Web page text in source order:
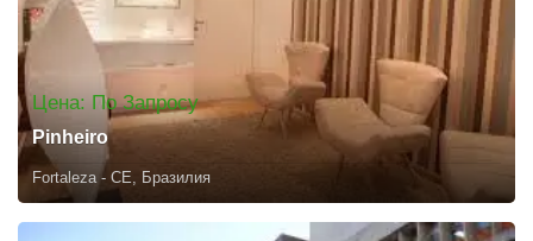
Цена: По Запросу
Pinheiro
Fortaleza - CE, Бразилия